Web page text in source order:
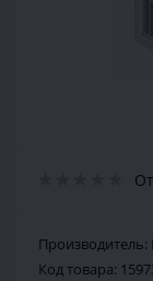
Производитель:
Код товара: